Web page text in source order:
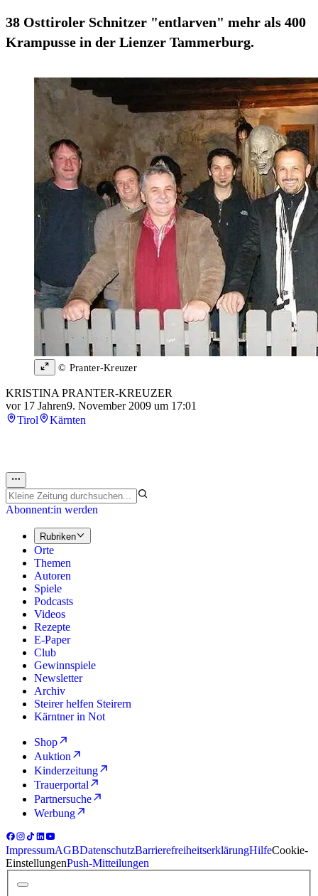
38 Osttiroler Schnitzer "entlarven" mehr als 400
Krampusse in der Lienzer Tammerburg.
© Pranter-Kreuzer
KRISTINA PRANTER-KREUZER
vor 17 Jahren9. November 2009 um 17:01
Tirol
Kärnten
Abonnent:in werden
Rubriken
Orte
Themen
Autoren
Spiele
Podcasts
Videos
Rezepte
E-Paper
Club
Gewinnspiele
Newsletter
Archiv
Steirer helfen Steirern
Kärntner in Not
Shop
Auktion
Kinderzeitung
Trauerportal
Partnersuche
Werbung
ImpressumAGBDatenschutzBarrierefreiheitserklärungHilfeCookie-
EinstellungenPush-Mitteilungen